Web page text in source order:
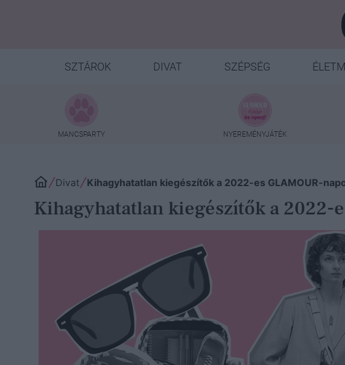
SZTÁROK DIVAT SZÉPSÉG
MANCSPARTY NYEREMÉNYJÁTÉK
Divat Kihagyhatatlan kiegészítők a 2022-es GLAMOUR-
Kihagyhatatlan kiegészítők a 2022-